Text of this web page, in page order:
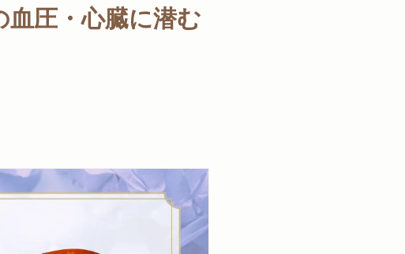
圧・心臓に潜む